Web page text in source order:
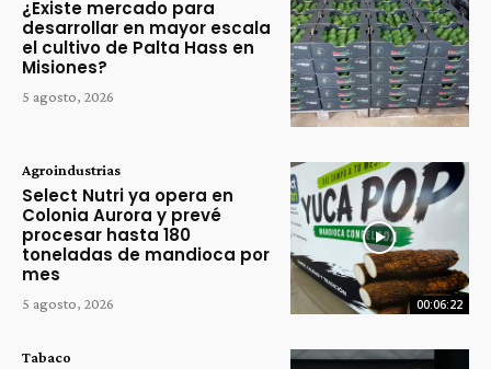
¿Existe mercado para
desarrollar en mayor escala
el cultivo de Palta Hass en
Misiones?
5 agosto, 2026
00:06:22
Agroindustrias
Select Nutri ya opera en
Colonia Aurora y prevé
procesar hasta 180
toneladas de mandioca por
mes
5 agosto, 2026
Tabaco